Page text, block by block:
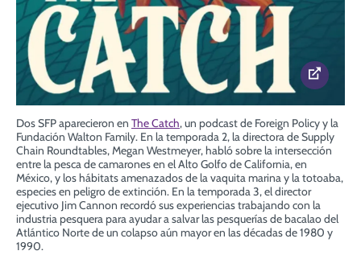
Dos SFP aparecieron en The Catch, un podcast de Foreign Policy y la
Fundación Walton Family. En la temporada 2,la directora de Supply
Chain Roundtables, Megan Westmeyer, habló sobre la intersección
entre la pesca de camarones en el Alto Golfo de California, en
México, y los hábitats amenazados de la vaquita marina y la totoaba,
especies en peligro de extinción. En la temporada 3,el director
ejecutivo Jim Cannon recordó sus experiencias trabajando con la
industria pesquera para ayudar a salvar las pesquerías de bacalao del
Atlántico Norte de un colapso aún mayor en las décadas de 1980 y
1990.